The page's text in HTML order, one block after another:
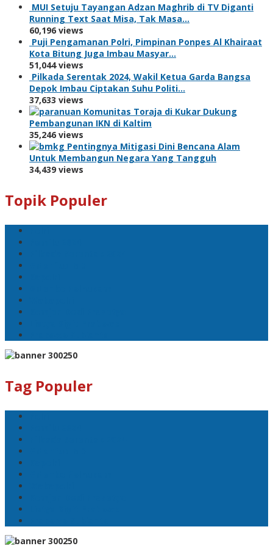
MUI Setuju Tayangan Adzan Maghrib di TV Diganti
Running Text Saat Misa, Tak Masa…
60,196 views
Puji Pengamanan Polri, Pimpinan Ponpes Al Khairaat
Kota Bitung Juga Imbau Masyar…
51,044 views
Pilkada Serentak 2024, Wakil Ketua Garda Bangsa
Depok Imbau Ciptakan Suhu Politi…
37,633 views
Komunitas Toraja di Kukar Dukung
Pembangunan IKN di Kaltim
35,246 views
Pentingnya Mitigasi Dini Bencana Alam
Untuk Membangun Negara Yang Tangguh
34,439 views
Topik Populer
Tag Populer